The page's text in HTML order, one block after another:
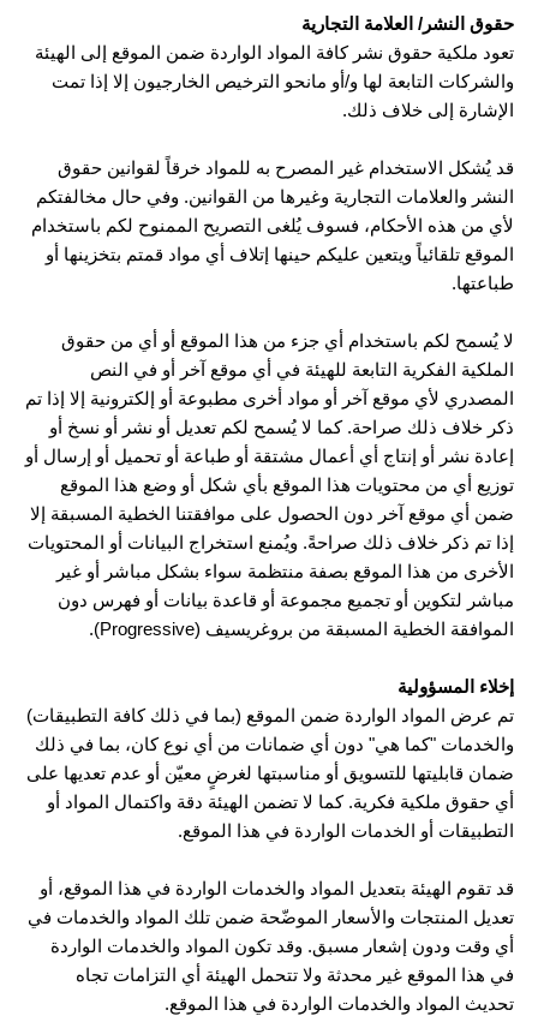
حقوق النشر/ العلامة التجارية
تعود ملكية حقوق نشر كافة المواد الواردة ضمن الموقع إلى الهيئة
والشركات التابعة لها و/أو مانحو الترخيص الخارجيون إلا إذا تمت
الإشارة إلى خلاف ذلك.
قد يُشكل الاستخدام غير المصرح به للمواد خرقاً لقوانين حقوق
النشر والعلامات التجارية وغيرها من القوانين. وفي حال مخالفتكم
لأي من هذه الأحكام، فسوف يُلغى التصريح الممنوح لكم باستخدام
الموقع تلقائياً ويتعين عليكم حينها إتلاف أي مواد قمتم بتخزينها أو
طباعتها.
لا يُسمح لكم باستخدام أي جزء من هذا الموقع أو أي من حقوق
الملكية الفكرية التابعة للهيئة في أي موقع آخر أو في النص
المصدري لأي موقع آخر أو مواد أخرى مطبوعة أو إلكترونية إلا إذا تم
ذكر خلاف ذلك صراحة. كما لا يُسمح لكم تعديل أو نشر أو نسخ أو
إعادة نشر أو إنتاج أي أعمال مشتقة أو طباعة أو تحميل أو إرسال أو
توزيع أي من محتويات هذا الموقع بأي شكل أو وضع هذا الموقع
ضمن أي موقع آخر دون الحصول على موافقتنا الخطية المسبقة إلا
إذا تم ذكر خلاف ذلك صراحةً. ويُمنع استخراج البيانات أو المحتويات
الأخرى من هذا الموقع بصفة منتظمة سواء بشكل مباشر أو غير
مباشر لتكوين أو تجميع مجموعة أو قاعدة بيانات أو فهرس دون
الموافقة الخطية المسبقة من بروغريسيف (Progressive).
إخلاء المسؤولية
تم عرض المواد الواردة ضمن الموقع (بما في ذلك كافة التطبيقات)
والخدمات "كما هي" دون أي ضمانات من أي نوع كان، بما في ذلك
ضمان قابليتها للتسويق أو مناسبتها لغرضٍ معيّن أو عدم تعديها على
أي حقوق ملكية فكرية. كما لا تضمن الهيئة دقة واكتمال المواد أو
التطبيقات أو الخدمات الواردة في هذا الموقع.
قد تقوم الهيئة بتعديل المواد والخدمات الواردة في هذا الموقع، أو
تعديل المنتجات والأسعار الموضّحة ضمن تلك المواد والخدمات في
أي وقت ودون إشعار مسبق. وقد تكون المواد والخدمات الواردة
في هذا الموقع غير محدثة ولا تتحمل الهيئة أي التزامات تجاه
تحديث المواد والخدمات الواردة في هذا الموقع.